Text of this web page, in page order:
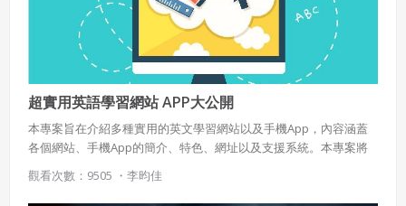
超實用英語學習網站 APP大公開
本專案旨在介紹多種實用的英文學習網站以及手機App，內容涵蓋
各個網站、手機App的簡介、特色、網址以及支援系統。本專案將
英文學習以聽、說、讀、寫、單字以及其他類分為6大主題，期望學
生可以找到適合自己語言學習需求的網站或是手機App!
觀看次數：9505 ・ 李昀佳